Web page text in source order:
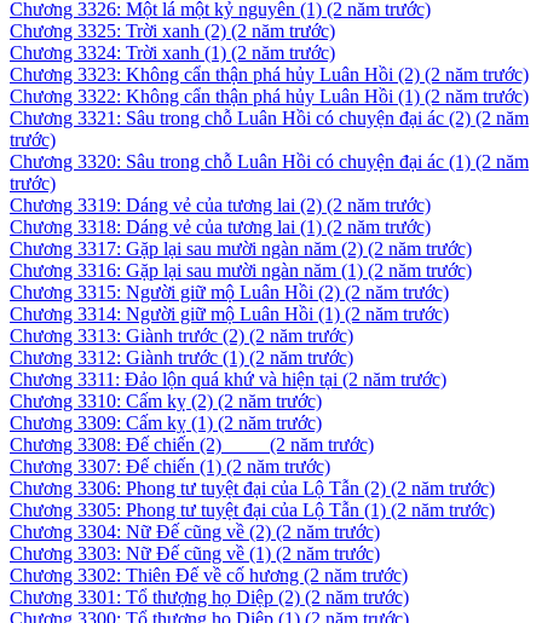
Chương 3326: Một lá một kỷ nguyên (1) (2 năm trước)
Chương 3325: Trời xanh (2) (2 năm trước)
Chương 3324: Trời xanh (1) (2 năm trước)
Chương 3323: Không cẩn thận phá hủy Luân Hồi (2) (2 năm trước)
Chương 3322: Không cẩn thận phá hủy Luân Hồi (1) (2 năm trước)
Chương 3321: Sâu trong chỗ Luân Hồi có chuyện đại ác (2) (2 năm
trước)
Chương 3320: Sâu trong chỗ Luân Hồi có chuyện đại ác (1) (2 năm
trước)
Chương 3319: Dáng vẻ của tương lai (2) (2 năm trước)
Chương 3318: Dáng vẻ của tương lai (1) (2 năm trước)
Chương 3317: Gặp lại sau mười ngàn năm (2) (2 năm trước)
Chương 3316: Gặp lại sau mười ngàn năm (1) (2 năm trước)
Chương 3315: Người giữ mộ Luân Hồi (2) (2 năm trước)
Chương 3314: Người giữ mộ Luân Hồi (1) (2 năm trước)
Chương 3313: Giành trước (2) (2 năm trước)
Chương 3312: Giành trước (1) (2 năm trước)
Chương 3311: Đảo lộn quá khứ và hiện tại (2 năm trước)
Chương 3310: Cấm kỵ (2) (2 năm trước)
Chương 3309: Cấm kỵ (1) (2 năm trước)
Chương 3308: Đế chiến (2) ­ ­ ­ ­ ­ ­ ­ ­ ­ (2 năm trước)
Chương 3307: Đế chiến (1) (2 năm trước)
Chương 3306: Phong tư tuyệt đại của Lộ Tẫn (2) (2 năm trước)
Chương 3305: Phong tư tuyệt đại của Lộ Tẫn (1) (2 năm trước)
Chương 3304: Nữ Đế cũng về (2) (2 năm trước)
Chương 3303: Nữ Đế cũng về (1) (2 năm trước)
Chương 3302: Thiên Đế về cố hương (2 năm trước)
Chương 3301: Tổ thượng họ Diệp (2) (2 năm trước)